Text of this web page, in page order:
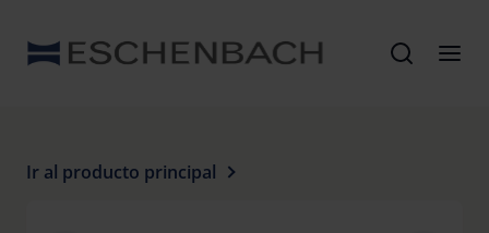
Ir al producto principal